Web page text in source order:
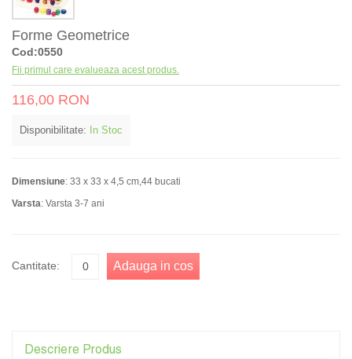
Forme Geometrice
Cod:0550
Fii primul care evalueaza acest produs.
116,00 RON
Disponibilitate: In Stoc
Dimensiune: 33 x 33 x 4,5 cm,44 bucati
Varsta: Varsta 3-7 ani
Cantitate: Adauga in cos
Descriere Produs